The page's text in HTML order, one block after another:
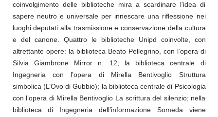
coinvolgimento delle biblioteche mira a scardinare l'idea di
sapere neutro e universale per innescare una riflessione nei
luoghi deputati alla trasmissione e conservazione della cultura
e del canone. Quattro le biblioteche Unipd coinvolte, con
altrettante opere: la biblioteca Beato Pellegrino, con l’opera di
Silvia Giambrone Mirror n. 12; la biblioteca centrale di
Ingegneria con l’opera di Mirella Bentivoglio Struttura
simbolica (L’Ovo di Gubbio); la biblioteca centrale di Psicologia
con l’opera di Mirella Bentivoglio La scrittura del silenzio; nella
biblioteca di Ingegneria dell’informazione Someda viene